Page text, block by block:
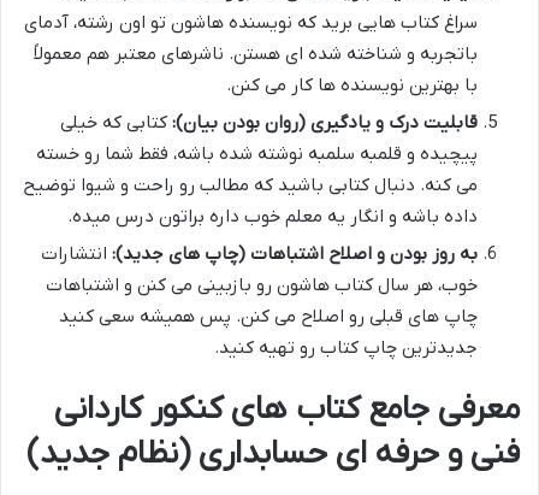
سراغ کتاب هایی برید که نویسنده هاشون تو اون رشته، آدمای
باتجربه و شناخته شده ای هستن. ناشرهای معتبر هم معمولاً
با بهترین نویسنده ها کار می کنن.
قابلیت درک و یادگیری (روان بودن بیان): کتابی که خیلی
پیچیده و قلمبه سلمبه نوشته شده باشه، فقط شما رو خسته
می کنه. دنبال کتابی باشید که مطالب رو راحت و شیوا توضیح
داده باشه و انگار یه معلم خوب داره براتون درس میده.
به روز بودن و اصلاح اشتباهات (چاپ های جدید): انتشارات
خوب، هر سال کتاب هاشون رو بازبینی می کنن و اشتباهات
چاپ های قبلی رو اصلاح می کنن. پس همیشه سعی کنید
جدیدترین چاپ کتاب رو تهیه کنید.
معرفی جامع کتاب های کنکور کاردانی
فنی و حرفه ای حسابداری (نظام جدید)